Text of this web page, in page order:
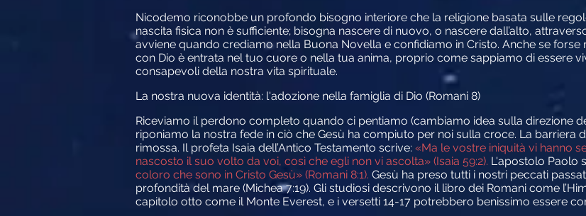
Nicodemo riconobbe un profondo bisogno interiore che la religione basata sulle
nascita fisica non è sufficiente; bisogna nascere di nuovo, o nascere dall’alto,
avviene quando crediamo nella Buona Novella e confidiamo in Cristo. Anche se
con Dio è entrata nel tuo cuore o nella tua anima, proprio come sappiamo di essere
consapevoli della nostra vita spirituale.
La nostra nuova identità: l'adozione nella famiglia di Dio (Romani 8)
Riceviamo il perdono completo quando ci pentiamo (cambiamo idea sulla direzione
riponiamo la nostra fede in ciò che Gesù ha compiuto per noi sulla croce. La barriera
rimossa. Il profeta Isaia dell’Antico Testamento scrive: «Ma le vostre iniquità vi hanno
nascosto il suo volto da voi, così che egli non vi ascolta» (Isaia 59:2). L'apostolo Paolo
coloro che sono in Cristo Gesù» (Romani 8:1). Gesù ha preso tutti i nostri peccati
profondità del mare (Michea 7:19). Gli studiosi descrivono il libro dei Romani come
capitolo otto come il Monte Everest, e i versetti 14-17 potrebbero benissimo essere